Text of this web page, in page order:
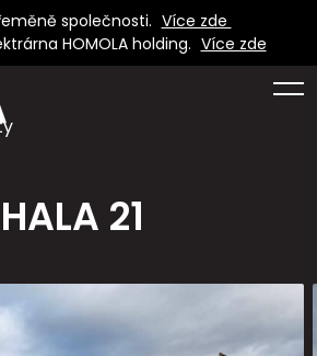
společnosti. Více zde
HOMOLA holding. Více zde
HALA 21